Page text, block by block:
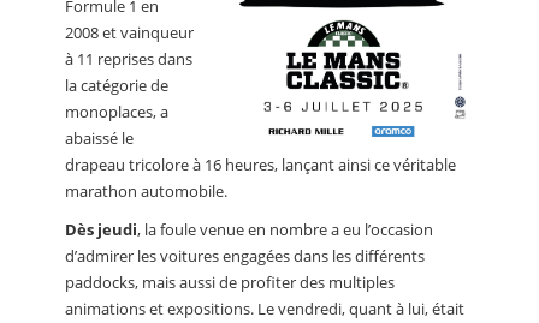
Formule 1 en
2008 et vainqueur
à 11 reprises dans
la catégorie de
monoplaces, a
abaissé le
drapeau tricolore à 16 heures, lançant ainsi ce véritable
marathon automobile.
Dès jeudi, la foule venue en nombre a eu l’occasion
d’admirer les voitures engagées dans les différents
paddocks, mais aussi de profiter des multiples
animations et expositions. Le vendredi, quant à lui, était